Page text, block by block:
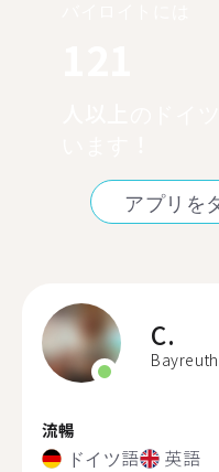
アプリを
C.
Bayreuth
流暢
ドイツ語 英語